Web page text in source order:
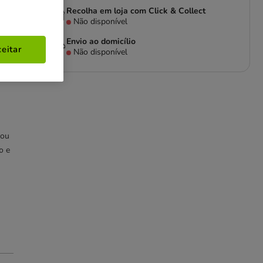
e
Recolha em loja com Click & Collect
Não disponível
Envio ao domicílio
Não disponível